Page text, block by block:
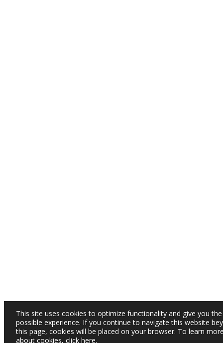
This site uses cookies to optimize functionality and give you
possible experience. If you continue to navigate this website
this page, cookies will be placed on your browser. To learn
about cookies, click here.